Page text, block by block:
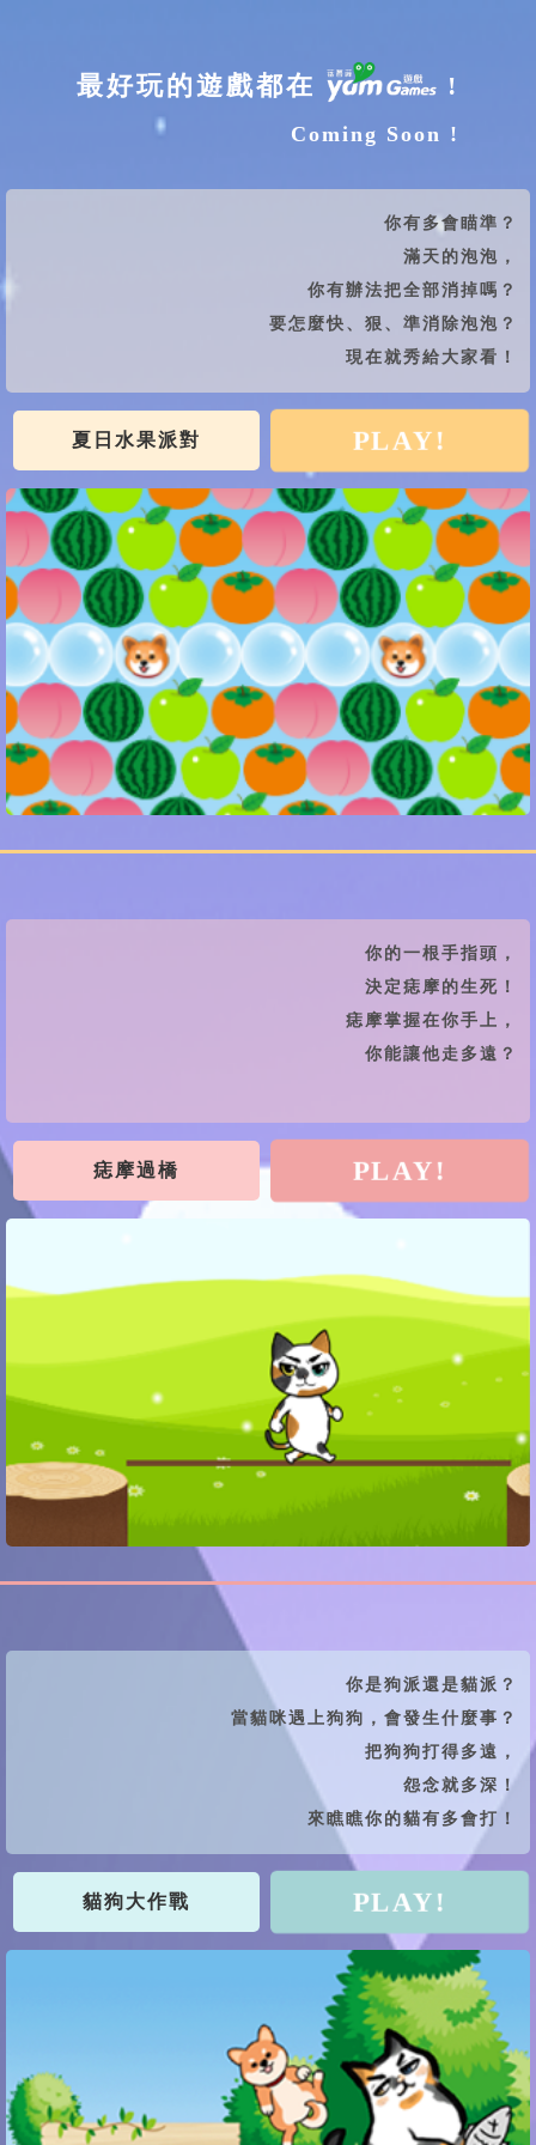
最好玩的遊戲都在 !
Coming Soon !
你有多會瞄準？
滿天的泡泡，
你有辦法把全部消掉嗎？
要怎麼快、狠、準消除泡泡？
現在就秀給大家看！
夏日水果派對 PLAY!
你的一根手指頭，
決定痣摩的生死！
痣摩掌握在你手上，
你能讓他走多遠？
痣摩過橋 PLAY!
你是狗派還是貓派？
當貓咪遇上狗狗，會發生什麼事？
把狗狗打得多遠，
怨念就多深！
來瞧瞧你的貓有多會打！
貓狗大作戰 PLAY!